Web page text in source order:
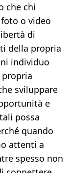
che chi
o video
di
della propria
individuo
propria
sviluppare
e
possa
quando
attenti a
spesso non